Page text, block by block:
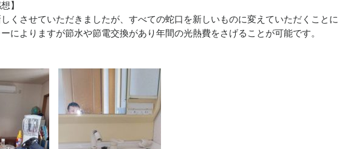
】
くさせていただきましたが、すべての蛇口を新しいものに変えていただくことに
によりますが節水や節電交換があり年間の光熱費をさげることが可能です。